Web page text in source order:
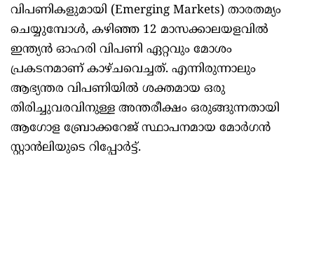
വിപണികളുമായി (Emerging Markets) താരതമ്യം
ചെയ്യുമ്പോൾ, കഴിഞ്ഞ 12 മാസക്കാലയളവിൽ
ഇന്ത്യൻ ഓഹരി വിപണി ഏറ്റവും മോശം
പ്രകടനമാണ് കാഴ്ചവെച്ചത്. എന്നിരുന്നാലും
ആഭ്യന്തര വിപണിയിൽ ശക്തമായ ഒരു
തിരിച്ചുവരവിനുള്ള അന്തരീക്ഷം ഒരുങ്ങുന്നതായി
ആഗോള ബ്രോക്കറേജ് സ്ഥാപനമായ മോർഗൻ
സ്റ്റാൻലിയുടെ റിപ്പോർട്ട്.